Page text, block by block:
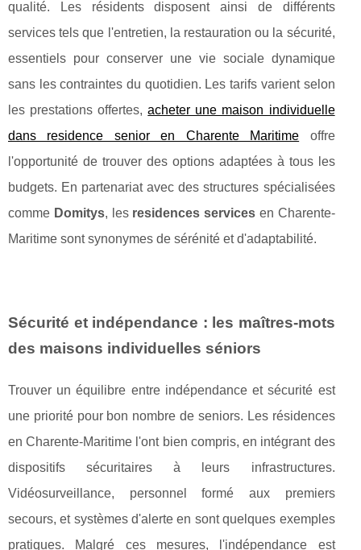
qualité. Les résidents disposent ainsi de différents
services tels que l'entretien, la restauration ou la sécurité,
essentiels pour conserver une vie sociale dynamique
sans les contraintes du quotidien. Les tarifs varient selon
les prestations offertes,acheter une maison individuelle
dans residence senior en Charente Maritime offre
l'opportunité de trouver des options adaptées à tous les
budgets. En partenariat avec des structures spécialisées
comme Domitys, les residences services en Charente-
Maritime sont synonymes de sérénité et d'adaptabilité.
Sécurité et indépendance : les maîtres-mots
des maisons individuelles séniors
Trouver un équilibre entre indépendance et sécurité est
une priorité pour bon nombre de seniors. Les résidences
en Charente-Maritime l'ont bien compris, en intégrant des
dispositifs sécuritaires à leurs infrastructures.
Vidéosurveillance, personnel formé aux premiers
secours, et systèmes d'alerte en sont quelques exemples
pratiques. Malgré ces mesures, l'indépendance est